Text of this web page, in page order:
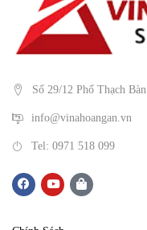
Số 29/12 Phố Thạch
info@vinahoangan.vn
Tel: 0971 518 099